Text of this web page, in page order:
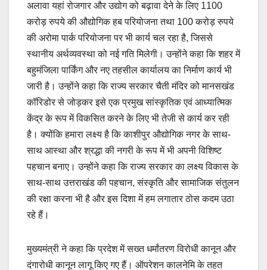
अलावा यहां रोजगार और उद्योग को बढ़ावा देने के लिए 1100
करोड़ रुपये की औद्योगिक हब परियोजना तथा 100 करोड़ रुपये
की अरोमा पार्क परियोजना पर भी कार्य चल रहा है, जिससे
स्थानीय अर्थव्यवस्था को नई गति मिलेगी। उन्होंने कहा कि शहर में
बहुमंजिला पार्किंग और नए तहसील कार्यालय का निर्माण कार्य भी
जारी है। उन्होंने कहा कि राज्य सरकार चैती मंदिर को मानसखंड
कॉरिडोर से जोड़कर इसे एक प्रमुख सांस्कृतिक एवं आध्यात्मिक
केंद्र के रूप में विकसित करने के लिए भी तेजी से कार्य कर रही
है। क्योंकि हमारा लक्ष्य है कि काशीपुर औद्योगिक नगर के साथ-
साथ आस्था और श्रद्धा की नगरी के रूप में भी अपनी विशिष्ट
पहचान बनाए। उन्होंने कहा कि राज्य सरकार का लक्ष्य विकास के
साथ-साथ उत्तराखंड की पहचान, संस्कृति और सामाजिक संतुलन
की रक्षा करना भी है और इस दिशा में हम लगातार ठोस कदम उठा
रहे हैं।
मुख्यमंत्री ने कहा कि प्रदेश में सख्त धर्मांतरण विरोधी कानून और
दंगारोधी कानून लागू किए गए हैं। ऑपरेशन कालनेमि के तहत